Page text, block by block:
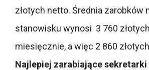
złotych netto. Średnia zarobków
stanowisku wynosi 3 760
miesięcznie, a więc 2 860
Najlepiej zarabiające